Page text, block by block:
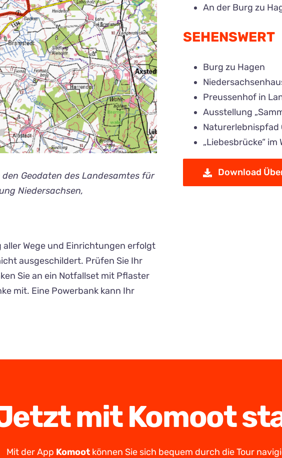
Geodaten des Landesamtes für
Niedersachsen,
Wege und Einrichtungen erfolgt
ausgeschildert. Prüfen Sie Ihr
Sie an ein Notfallset mit Pflaster
mit. Eine Powerbank kann Ihr
An der Burg zu
SEHENSWERT
Burg zu Hagen
Preussenhof in
Ausstellung
Naturerlebnispfad
„Liebesbrücke“ im
Download
mit Komoot
Mit der App Komoot können Sie sich bequem durch die Tour